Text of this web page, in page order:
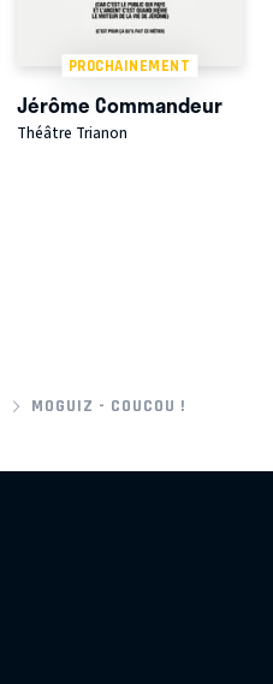
PROCHAINEMENT
Jérôme Commandeur
Théâtre Trianon
MOGUIZ - COUCOU !